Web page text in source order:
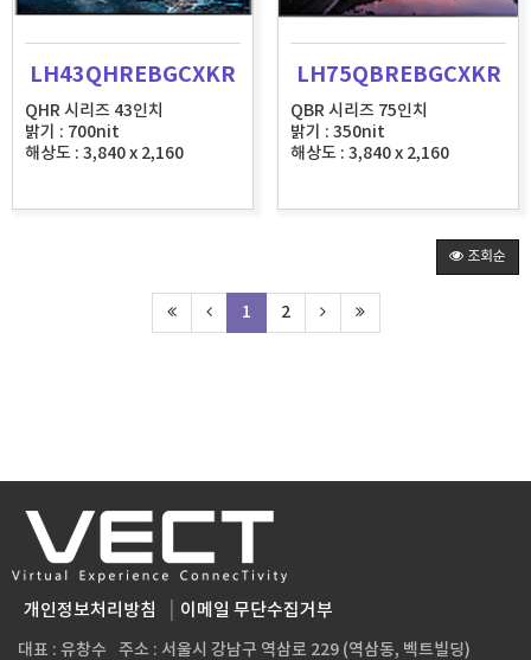
LH43QHREBGCXKR
QHR 시리즈 43인치
밝기 : 700nit
해상도 : 3,840 x 2,160
LH75QBREBGCXKR
QBR 시리즈 75인치
밝기 : 350nit
해상도 : 3,840 x 2,160
조회순
1 2
개인정보처리방침
이메일 무단수집거부
대표 : 유창수
주소 : 서울시 강남구 역삼로 229 (역삼동, 벡트빌딩)